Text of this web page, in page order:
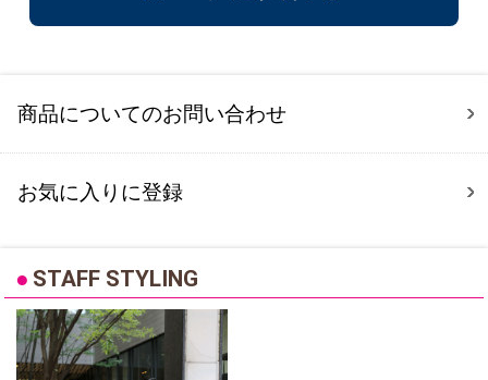
商品についてのお問い合わせ
お気に入りに登録
● STAFF STYLING